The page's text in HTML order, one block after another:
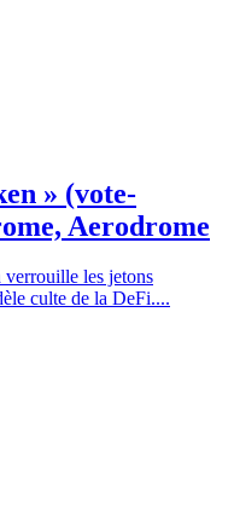
» (vote-
Aerodrome
les jetons
culte de la DeFi....